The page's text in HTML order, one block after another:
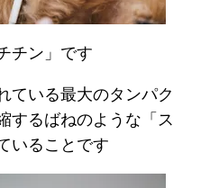
チン」です
ている最大のタンパク
するばねのような「ス
いることです